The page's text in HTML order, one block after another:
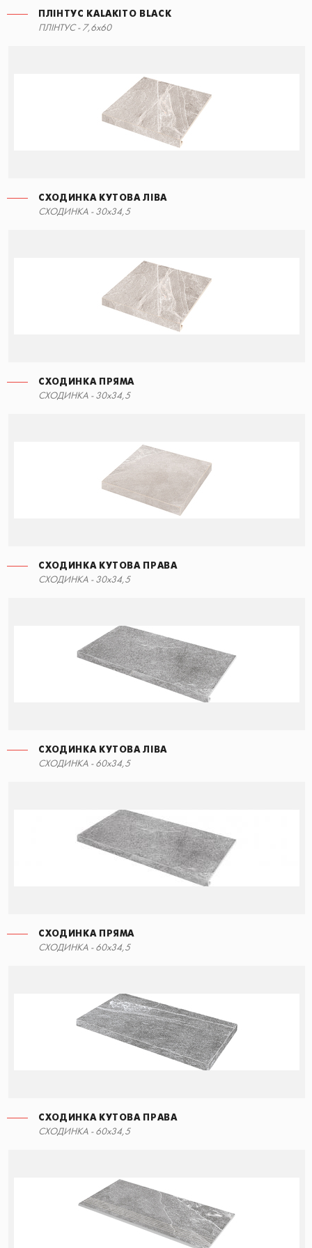
ПЛІНТУС KALAKITO BLACK
ПЛІНТУС - 7,6x60
СХОДИНКА КУТОВА ЛІВА
СХОДИНКА - 30x34,5
СХОДИНКА ПРЯМА
СХОДИНКА - 30x34,5
СХОДИНКА КУТОВА ПРАВА
СХОДИНКА - 30x34,5
СХОДИНКА КУТОВА ЛІВА
СХОДИНКА - 60x34,5
СХОДИНКА ПРЯМА
СХОДИНКА - 60x34,5
СХОДИНКА КУТОВА ПРАВА
СХОДИНКА - 60x34,5
СХОДИНКА КУТОВА ПРАВА
60x34,5
СХОДИНКА ЕКО З ПРОРІЗАМИ
30x60
СХОДИНКА ПРЯМА
90x34,5